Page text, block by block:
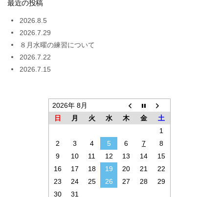
最近の投稿
2026.8.5
2026.7.29
８月水曜の練習について
2026.7.22
2026.7.15
2026年 8月
日
月 火 水 木 金
土
1
2
3 4 5 6 7
8
9
10 11 12 13 14
15
16
17 18 19 20 21
22
23
24 25 26 27 28
29
30
31